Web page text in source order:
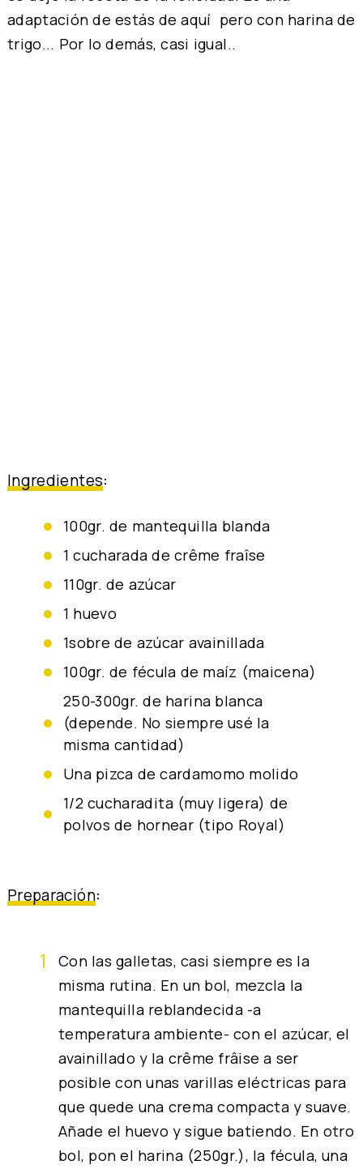
adaptación deestás de aquí pero con harina de
trigo... Por lo demás, casi igual..
Ingredientes:
100gr. de mantequilla blanda
1 cucharada de crême fraîse
110gr. de azúcar
1 huevo
1sobre de azúcar avainillada
100gr. de fécula de maíz (maicena)
250-300gr. de harina blanca
(depende. No siempre usé la
misma cantidad)
una pizca de cardamomo molido
1/2 cucharadita (muy ligera) de
polvos de hornear (tipo Royal)
Preparación:
Con las galletas, casi siempre es la
misma rutina. En un bol, mezcla la
mantequilla reblandecida -a
temperatura ambiente- con el azúcar, el
avainillado y la crême frâise a ser
posible con unas varillas eléctricas para
que quede una crema compacta y suave.
Añade el huevo y sigue batiendo. En otro
bol, pon el harina (250gr.), la fécula, una